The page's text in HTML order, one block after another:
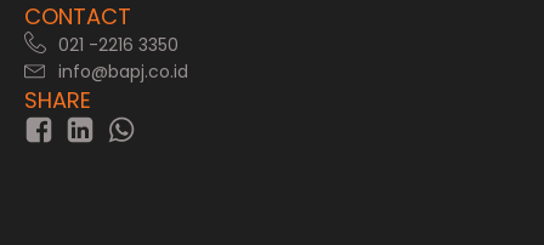
CONTACT
021 -2216 3350
info@bapj.co.id
SHARE